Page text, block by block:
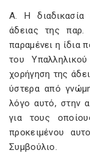
Α. Η διαδικασία
άδειας της
παραμένει η ίδια
του
χορήγηση της
ύστερα από
λόγο αυτό, στην
για τους
προκειμένου
Συμβούλιο.